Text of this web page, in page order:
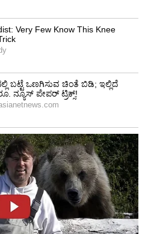
ಪರಾಜಿತ ತಂಡದ (ಅಂದರೆ
ಕ್ವಾಲಿಫೈಯರ್ 2
ದಾಖಲೆ ಹೀಗಿದೆ:
ಚಾಲೆಂಜರ್ಸ್ ಬೆಂಗಳೂರು
ತಂಡಗಳ ನಡುವಿನ ಮುಖಾಮುಖಿ
ಎರಡು ತಂಡಗಳು
8 ಬಾರಿ
ತಂಡಗಳೂ ತಲಾ 4-4
ಸಾಧಿಸಿವೆ. ಪ್ರಸಕ್ತ